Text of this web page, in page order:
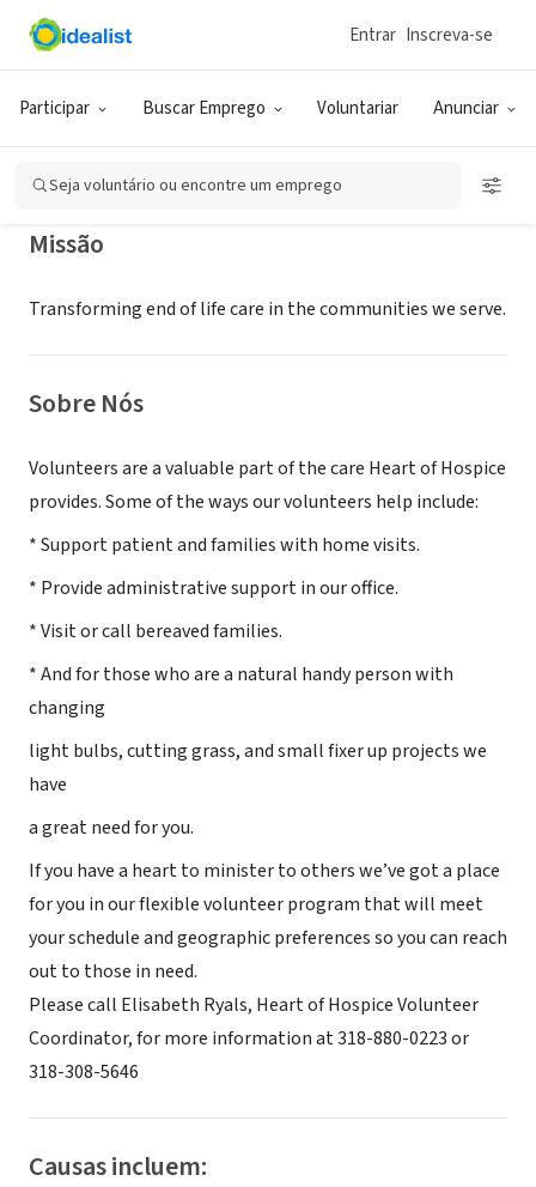
Participar Buscar Emprego Voluntariar Anunciar
Entrar Inscreva-se
Seja voluntário ou encontre um emprego
EMPRESA (ESG E NEGÓCIO SOCIAL)
Heart of Hospice
Missão
Transforming end of life care in the communities we serve.
Sobre Nós
Volunteers are a valuable part of the care Heart of Hospice
provides. Some of the ways our volunteers help include:
* Support patient and families with home visits.
* Provide administrative support in our office.
* Visit or call bereaved families.
* And for those who are a natural handy person with
changing
light bulbs, cutting grass, and small fixer up projects we
have
a great need for you.
If you have a heart to minister to others we’ve got a place
for you in our flexible volunteer program that will meet
your schedule and geographic preferences so you can reach
out to those in need.
Please call Elisabeth Ryals, Heart of Hospice Volunteer
Coordinator, for more information at 318-880-0223 or
318-308-5646
Causas incluem: